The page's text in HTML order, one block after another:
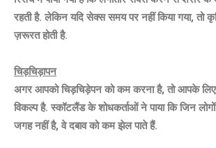
रहती है. लेकिन यदि सेक्स समय पर नहीं किया गया, तो
ज़रूरत होती है.
चिड़चिड़ापन
अगर आपको चिड़चिड़ेपन को कम करना है, तो आपके
विकल्प है. स्कॉटलैंड के शोधकर्ताओं ने पाया कि जिन
जगह नहीं है, वे दबाव को कम झेल पाते हैं.